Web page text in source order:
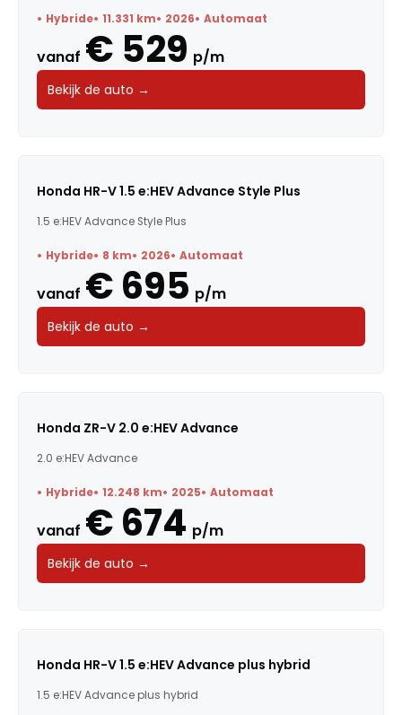
Hybride 11.331 km 2026 Automaat
vanaf € 529 p/m
Bekijk de auto →
Honda HR-V 1.5 e:HEV Advance Style Plus
1.5 e:HEV Advance Style Plus
Hybride 8 km 2026 Automaat
vanaf € 695 p/m
Bekijk de auto →
Honda ZR-V 2.0 e:HEV Advance
2.0 e:HEV Advance
Hybride 12.248 km 2025 Automaat
vanaf € 674 p/m
Bekijk de auto →
Honda HR-V 1.5 e:HEV Advance plus hybrid
1.5 e:HEV Advance plus hybrid